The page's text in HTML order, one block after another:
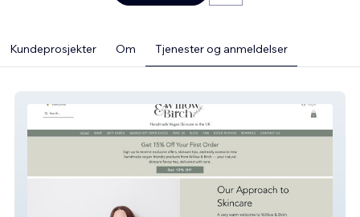
Kundeprosjekter Om Tjenester og anmeldelser